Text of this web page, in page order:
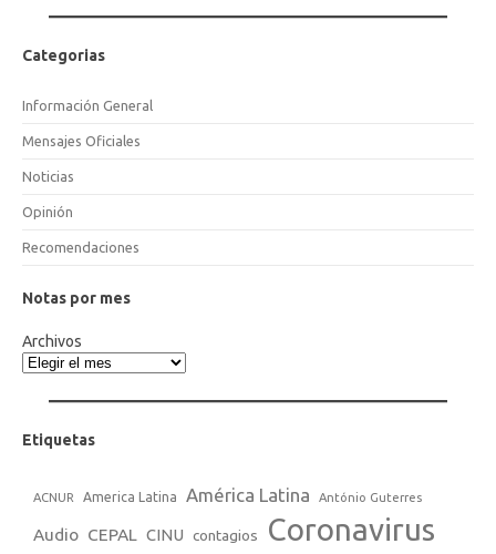
Categorias
Información General
Mensajes Oficiales
Noticias
Opinión
Recomendaciones
Notas por mes
Archivos
Etiquetas
ACNUR America Latina América Latina António Guterres
Audio CEPAL CINU contagios Coronavirus